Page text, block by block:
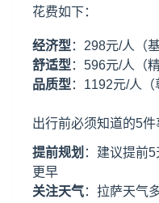
花费如下：
经济型 ：298元/人（
舒适型 ：596元/人（
品质型 ：1192元/人（
出行前必须知道的5件
提前规划 ：建议提前
更早
关注天气：拉萨天气